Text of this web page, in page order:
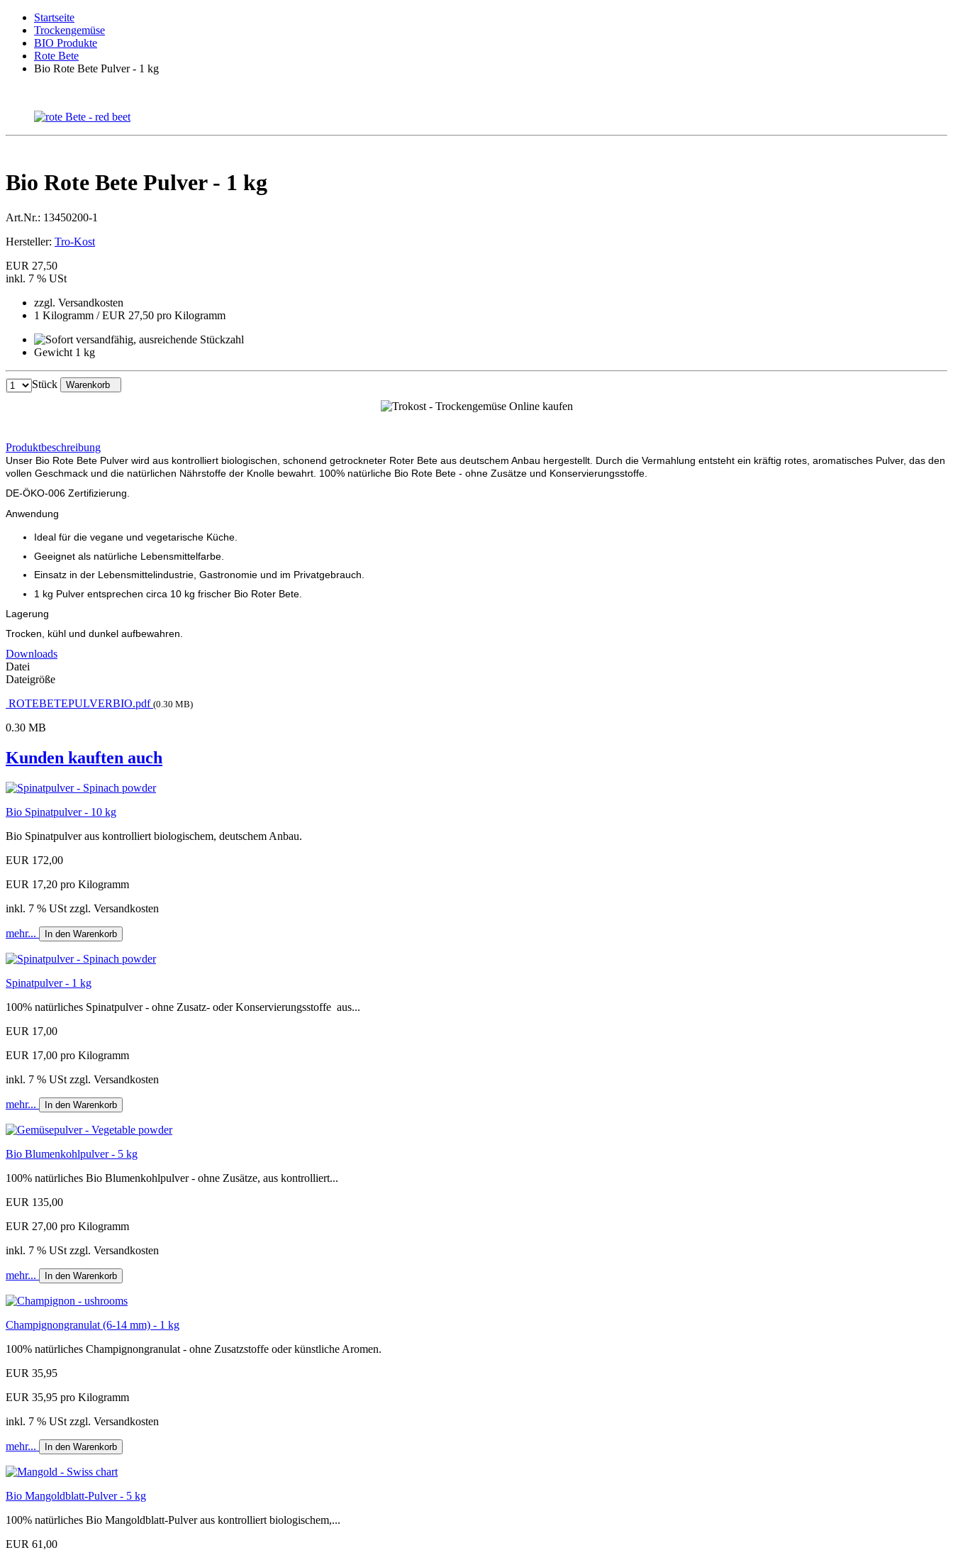
Startseite
Trockengemüse
BIO Produkte
Rote Bete
Bio Rote Bete Pulver - 1 kg
Bio Rote Bete Pulver - 1 kg
Art.Nr.: 13450200-1
Hersteller: Tro-Kost
EUR 27,50
inkl. 7 % USt
zzgl. Versandkosten
1 Kilogramm / EUR 27,50 pro Kilogramm
Gewicht 1 kg
Stück Warenkorb
Produktbeschreibung
Unser Bio Rote Bete Pulver wird aus kontrolliert biologischen, schonend getrockneter Roter Bete aus deutschem Anbau hergestellt. Durch die Vermahlung entsteht ein kräftig rotes, aromatisches Pulver, das den
vollen Geschmack und die natürlichen Nährstoffe der Knolle bewahrt. 100% natürliche Bio Rote Bete - ohne Zusätze und Konservierungsstoffe.
DE-ÖKO-006 Zertifizierung.
Anwendung
Ideal für die vegane und vegetarische Küche.
Geeignet als natürliche Lebensmittelfarbe.
Einsatz in der Lebensmittelindustrie, Gastronomie und im Privatgebrauch.
1 kg Pulver entsprechen circa 10 kg frischer Bio Roter Bete.
Lagerung
Trocken, kühl und dunkel aufbewahren.
Downloads
Datei
Dateigröße
ROTEBETEPULVERBIO.pdf (0.30 MB)
0.30 MB
Kunden kauften auch
Bio Spinatpulver - 10 kg
Bio Spinatpulver aus kontrolliert biologischem, deutschem Anbau.
EUR 172,00
EUR 17,20 pro Kilogramm
inkl. 7 % USt zzgl. Versandkosten
mehr... In den Warenkorb
Spinatpulver - 1 kg
100% natürliches Spinatpulver - ohne Zusatz- oder Konservierungsstoffe aus...
EUR 17,00
EUR 17,00 pro Kilogramm
inkl. 7 % USt zzgl. Versandkosten
mehr... In den Warenkorb
Bio Blumenkohlpulver - 5 kg
100% natürliches Bio Blumenkohlpulver - ohne Zusätze, aus kontrolliert...
EUR 135,00
EUR 27,00 pro Kilogramm
inkl. 7 % USt zzgl. Versandkosten
mehr... In den Warenkorb
Champignongranulat (6-14 mm) - 1 kg
100% natürliches Champignongranulat - ohne Zusatzstoffe oder künstliche Aromen.
EUR 35,95
EUR 35,95 pro Kilogramm
inkl. 7 % USt zzgl. Versandkosten
mehr... In den Warenkorb
Bio Mangoldblatt-Pulver - 5 kg
100% natürliches Bio Mangoldblatt-Pulver aus kontrolliert biologischem,...
EUR 61,00